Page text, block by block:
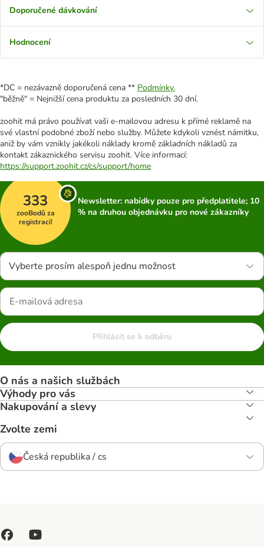
Doporučené dávkování
Hodnocení
*DC = nezávazně doporučená cena ** Podmínky.
"běžně" = Nejnižší cena produktu za posledních 30 dní.
zoohit má právo používat vaši e-mailovou adresu k přímé reklamě na
své vlastní podobné zboží nebo služby. Můžete kdykoli vznést námitku,
aniž by vám vznikly jakékoli náklady kromě základních nákladů za
kontakt zákaznického servisu zoohit. Více informací:
https://support.zoohit.cz/cs/support/home
333
zooBodů za
registraci!
Newsletter: nabídky pouze pro předplatitele; 10
% na druhou objednávku pro nové zákazníky
Vyberte prosím alespoň jednu možnost
Přihlásit se k odběru
O nás a našich službách
Výhody pro vás
Nakupování a slevy
Zvolte zemi
Česká republika / cs